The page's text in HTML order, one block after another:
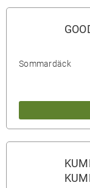
Sommardäck